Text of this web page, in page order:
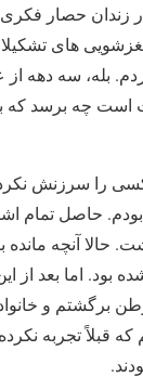
در زندان حصار
های
بله، سه دهه
چه برسد که
را سرزنش
حاصل تمام
حالا آنچه مانده
بود. اما بعد از
برگشتم و
قبلاً تجربه